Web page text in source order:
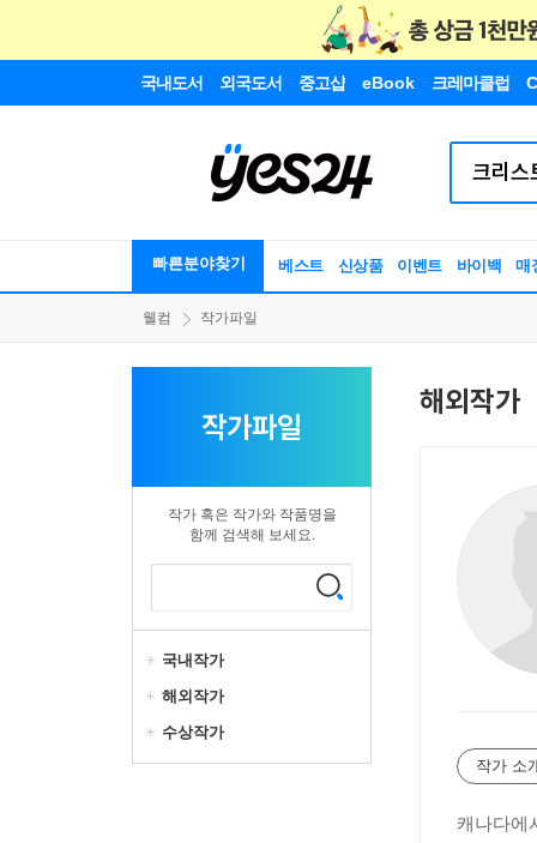
국내도서 외국도서 중고샵 eBook 크레마클럽
빠른분야찾기 베스트 신상품 이벤트 바이백 매
웰컴 작가파일
작가파일
작가 혹은 작가와 작품명을
함께 검색해 보세요.
국내작가
해외작가
수상작가
해외작가
작가 소
캐나다에